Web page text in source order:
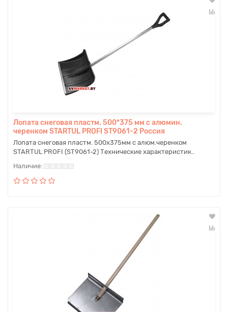
Лопата снеговая пластм. 500*375 мм с алюмин.
черенком STARTUL PROFI ST9061-2 Россия
Лопата снеговая пластм. 500х375мм с алюм.черенком
STARTUL PROFI (ST9061-2) Технические характеристик..